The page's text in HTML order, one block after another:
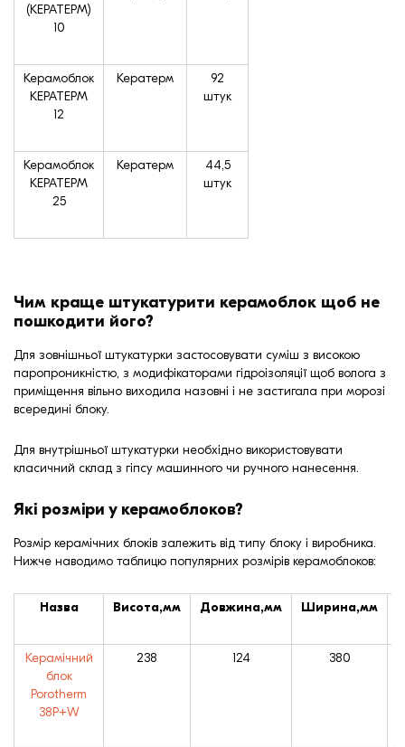
(КЕРАТЕРМ)
10
Керамоблок
КЕРАТЕРМ
12
Кератерм
92
штук
Керамоблок
КЕРАТЕРМ
25
Кератерм
44,5
штук
Чим краще штукатурити керамоблок щоб не
пошкодити його?
Для зовнішньої штукатурки застосовувати суміш з високою
паропроникністю, з модифікаторами гідроізоляції щоб волога з
приміщення вільно виходила назовні і не застигала при морозі
всередині блоку.
Для внутрішньої штукатурки необхідно використовувати
класичний склад з гіпсу машинного чи ручного нанесення.
Які розміри у керамоблоков?
Розмір керамічних блоків залежить від типу блоку і виробника.
Нижче наводимо таблицю популярних розмірів керамоблоков:
Назва Висота,мм Довжина,мм Ширина,мм
Керамічний
блок
Porotherm
38P+W
238 124 380